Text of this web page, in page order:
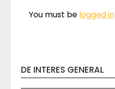
You must be logged in
DE INTERES GENERAL